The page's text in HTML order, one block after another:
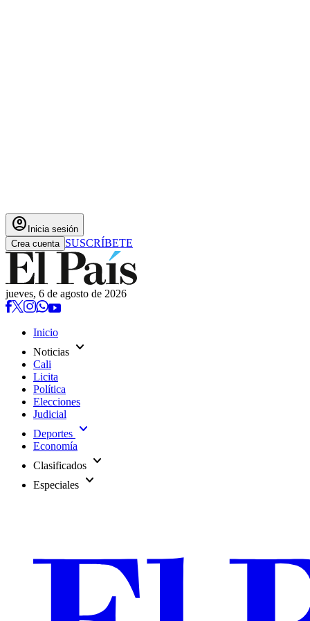
account_circle Inicia sesión
Crea cuenta SUSCRÍBETE
jueves, 6 de agosto de 2026
Inicio
Noticias expand_more
Cali
Licita
Política
Elecciones
Judicial
Deportes expand_more
Economía
Clasificados expand_more
Especiales expand_more